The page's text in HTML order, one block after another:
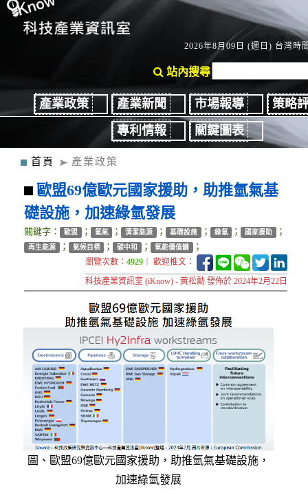
2026年8月09日 (週日) 台灣時
站內搜尋
產業政策 產業新聞 市場報導
策略
專利情報
關鍵圖表
首頁 產業政策
歐盟69億歐元國家援助，助推氫氣基
礎設施，加速綠氫發展
關鍵字： 歐盟 ； 氫氣 ； 清潔能源 ； 基礎設施 ； 綠氫 ； 國家援助 ；
再生能源 ； 氣候目標 ； 碳中和 ； 氫能價值鏈 ；
瀏覽次數：4929 ｜ 歡迎推文：
科技產業資訊室 (iKnow) - 黃松勳 發佈於 2024年2月22日
圖、歐盟69億歐元國家援助，助推氫氣基礎設施，
加速綠氫發展